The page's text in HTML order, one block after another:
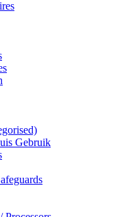
Gebruik